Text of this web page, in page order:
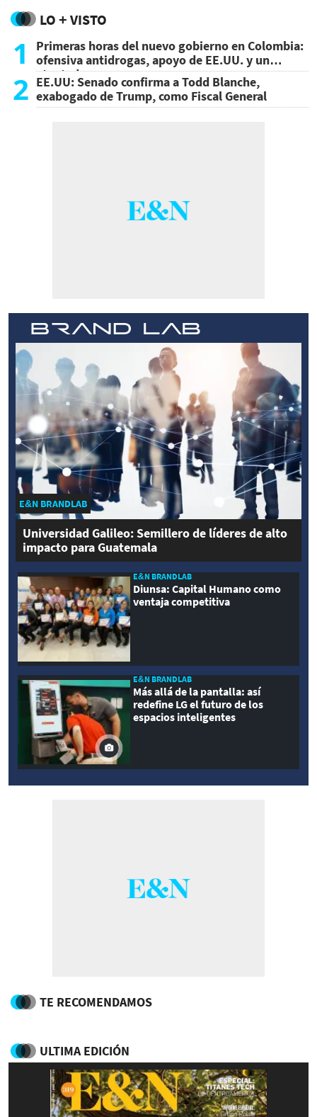
LO + VISTO
1
Primeras horas del nuevo gobierno en Colombia:
ofensiva antidrogas, apoyo de EE.UU. y un
atentado
2 EE.UU: Senado confirma a Todd Blanche,
exabogado de Trump, como Fiscal General
E&N BRANDLAB
Universidad Galileo: Semillero de líderes de alto
impacto para Guatemala
E&N BRANDLAB
Diunsa: Capital Humano como
ventaja competitiva
E&N BRANDLAB
Más allá de la pantalla: así
redefine LG el futuro de los
espacios inteligentes
TE RECOMENDAMOS
ULTIMA EDICIÓN